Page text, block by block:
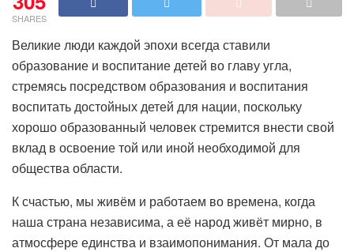
SHARES
Великие люди каждой эпохи всегда ставили
образование и воспитание детей во главу угла,
стремясь посредством образования и воспитания
воспитать достойных детей для нации, поскольку
хорошо образованный человек стремится внести свой
вклад в освоение той или иной необходимой для
общества области.
К счастью, мы живём и работаем во времена, когда
наша страна независима, а её народ живёт мирно, в
атмосфере единства и взаимопонимания. От мала до